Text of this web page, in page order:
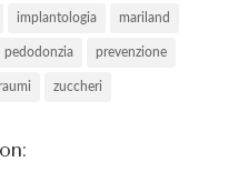
implantologia mariland
pedodonzia prevenzione
zuccheri